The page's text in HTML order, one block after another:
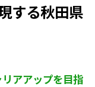
する秋田県
アアップを目指